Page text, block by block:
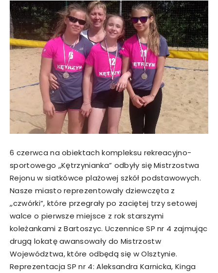
6 czerwca na obiektach kompleksu rekreacyjno-
sportowego ,,Kętrzynianka” odbyły się Mistrzostwa
Rejonu w siatkówce plażowej szkół podstawowych.
Nasze miasto reprezentowały dziewczęta z
,,czwórki”, które przegrały po zaciętej trzy setowej
walce o pierwsze miejsce z rok starszymi
koleżankami z Bartoszyc. Uczennice SP nr 4 zajmując
drugą lokatę awansowały do Mistrzostw
Województwa, które odbędą się w Olsztynie.
Reprezentacja SP nr 4: Aleksandra Karnicka, Kinga